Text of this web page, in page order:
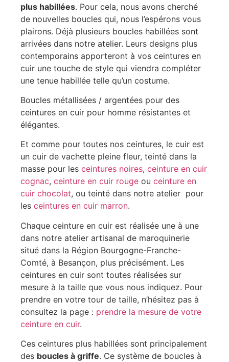
plus habillées. Pour cela, nous avons cherché
de nouvelles boucles qui, nous l’espérons vous
plairons. Déjà plusieurs boucles habillées sont
arrivées dans notre atelier. Leurs designs plus
contemporains apporteront à vos ceintures en
cuir une touche de style qui viendra compléter
une tenue habillée telle qu’un costume.
Boucles métallisées / argentées pour des
ceintures en cuir pour homme résistantes et
élégantes.
Et comme pour toutes nos ceintures, le cuir est
un cuir de vachette pleine fleur, teinté dans la
masse pour les ceintures noires, ceinture en cuir
cognac, ceinture en cuir rouge ou ceinture en
cuir chocolat, ou teinté dans notre atelier pour
les ceintures en cuir marron.
Chaque ceinture en cuir est réalisée une à une
dans notre atelier artisanal de maroquinerie
situé dans la Région Bourgogne-Franche-
Comté, à Besançon, plus précisément. Les
ceintures en cuir sont toutes réalisées sur
mesure à la taille que vous nous indiquez. Pour
prendre en votre tour de taille, n’hésitez pas à
consultez la page : prendre la mesure de votre
ceinture en cuir.
Ces ceintures plus habillées sont principalement
des boucles à griffe. Ce système de boucles à